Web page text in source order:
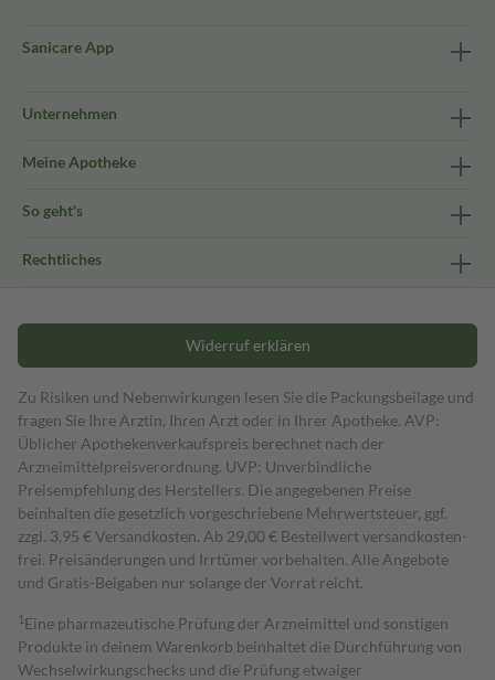
Sanicare App
Unternehmen
Meine Apotheke
So geht's
Rechtliches
Widerruf erklären
Zu Risiken und Nebenwirkungen lesen Sie die Packungsbeilage und
fragen Sie Ihre Ärztin, Ihren Arzt oder in Ihrer Apotheke. AVP:
Üblicher Apothekenverkaufspreis berechnet nach der
Arzneimittelpreisverordnung. UVP: Unverbindliche
Preisempfehlung des Herstellers. Die angegebenen Preise
beinhalten die gesetzlich vorgeschriebene Mehrwertsteuer, ggf.
zzgl. 3,95 € Versandkosten. Ab 29,00 € Bestell­wert versand­kosten­
frei. Preisänderungen und Irrtümer vorbehalten. Alle Angebote
und Gratis-Beigaben nur solange der Vorrat reicht.
1 Eine pharmazeutische Prüfung der Arzneimittel und sonstigen
Produkte in deinem Warenkorb beinhaltet die Durchführung von
Wechselwirkungschecks und die Prüfung etwaiger